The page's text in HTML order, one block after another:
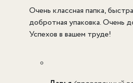
Очень классная папка,
добротная упаковка. Очень
Успехов в вашем труде!